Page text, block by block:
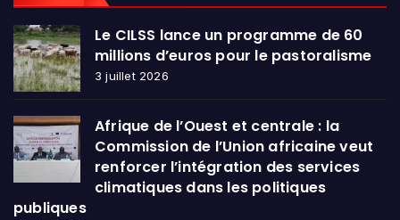
Le CILSS lance un programme de 60
millions d’euros pour le pastoralisme
3 juillet 2026
Afrique de l’Ouest et centrale : la
Commission de l’Union africaine veut
renforcer l’intégration des services
climatiques dans les politiques
publiques